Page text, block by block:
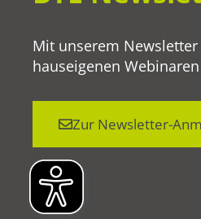
Mit unserem
hauseigenen
Zur Newsletter-